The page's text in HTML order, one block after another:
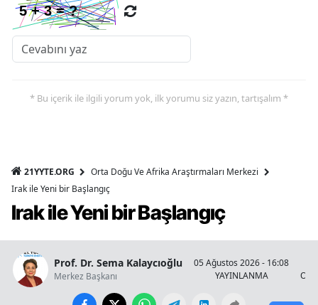
* Bu içerik ile ilgili yorum yok, ilk yorumu siz yazın, tartışalım *
21YYTE.ORG
Orta Doğu Ve Afrika Araştırmaları Merkezi
Irak ile Yeni bir Başlangıç
Irak ile Yeni bir Başlangıç
Prof. Dr. Sema Kalaycıoğlu
Merkez Başkanı
05 Ağustos 2026 - 16:08
YAYINLANMA